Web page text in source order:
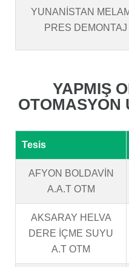
YUNANİSTAN
PRES DEMONTAJ
YAPMIŞ
OTOMASYON
Tesis
AFYON BOLDAVİN
A.A.T OTM
AKSARAY HELVA
DERE İÇME SUYU
A.T OTM